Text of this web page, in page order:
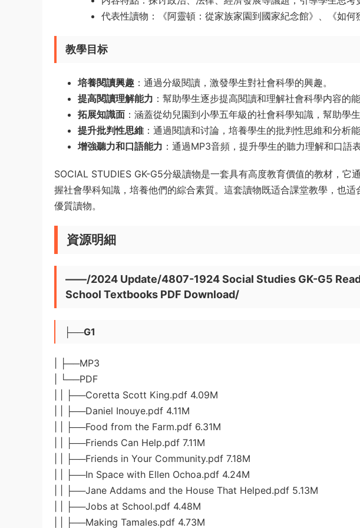
代表性讀物：《阿靈頓：從家族家園到國家紀念館》、《如何
教學目标
培養閱讀興趣 ：通過分級閱讀，激發學生對社會科學的興趣。
提高閱讀理解能力 ：幫助學生逐步提高閱讀和理解社會科學内容的能
拓展知識面 ：涵蓋從幼兒園到小學五年級的社會科學知識，幫助學
提升批判性思維 ：通過閱讀和讨論，培養學生的批判性思維和分析能
增強聽力和口語能力 ：通過MP3音頻，提升學生的聽力理解和口語
SOCIAL STUDIES GK-G5分級讀物是一套具有高度教育價值的教材，它
握社會學科知識，培養他們的綜合素質。這套讀物既适合課堂教學，也
優質讀物。
資源明細
——/2024 Update/4807-1924 Social Studies GK-G5
School Textbooks PDF Download/
├──G1
| ├──MP3
| └──PDF
| | ├──Coretta Scott King.pdf 4.09M
| | ├──Daniel Inouye.pdf 4.11M
| | ├──Food from the Farm.pdf 6.31M
| | ├──Friends Can Help.pdf 7.11M
| | ├──Friends in Your Community.pdf 7.18M
| | ├──In Space with Ellen Ochoa.pdf 4.24M
| | ├──Jane Addams and the House That Helped.pdf 5.13M
| | ├──Jobs at School.pdf 4.48M
| | ├──Making Tamales.pdf 4.73M